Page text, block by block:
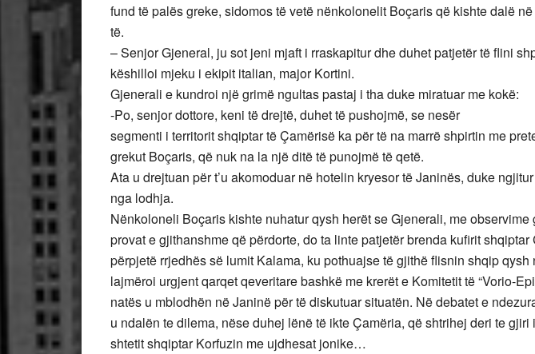
fund të palës greke, sidomos të vetë nënkolonelit Boçaris që kishte dalë
të.
– Senjor Gjeneral, ju sot jeni mjaft i rraskapitur dhe duhet patjetër të flini
këshilloi mjeku i ekipit italian, major Kortini.
Gjenerali e kundroi një grimë ngultas pastaj i tha duke miratuar me kokë:
-Po, senjor dottore, keni të drejtë, duhet të pushojmë, se nesër
segmenti i territorit shqiptar të Çamërisë ka për të na marrë shpirtin me
grekut Boçaris, që nuk na la një ditë të punojmë të qetë.
Ata u drejtuan për t’u akomoduar në hotelin kryesor të Janinës, duke
nga lodhja.
Nënkoloneli Boçaris kishte nuhatur qysh herët se Gjenerali, me observime
provat e gjithanshme që përdorte, do ta linte patjetër brenda kufirit shqiptar
përpjetë rrjedhës së lumit Kalama, ku pothuajse të gjithë flisnin shqip qysh
lajmëroi urgjent qarqet qeveritare bashkë me krerët e Komitetit të “Vorio-
natës u mblodhën në Janinë për të diskutuar situatën. Në debatet e
u ndalën te dilema, nëse duhej lënë të ikte Çamëria, që shtrihej deri te gjiri
shtetit shqiptar Korfuzin me ujdhesat jonike…